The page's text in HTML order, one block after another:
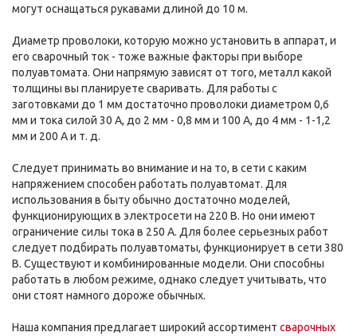
могут оснащаться рукавами длиной до 10 м.
Диаметр проволоки, которую можно установить в аппарат, и
его сварочный ток - тоже важные факторы при выборе
полуавтомата. Они напрямую зависят от того, металл какой
толщины вы планируете сваривать. Для работы с
заготовками до 1 мм достаточно проволоки диаметром 0,6
мм и тока силой 30 А, до 2 мм - 0,8 мм и 100 А, до 4 мм - 1-1,2
мм и 200 А и т. д.
Следует принимать во внимание и на то, в сети с каким
напряжением способен работать полуавтомат. Для
использования в быту обычно достаточно моделей,
функционирующих в электросети на 220 В. Но они имеют
ограничение силы тока в 250 А. Для более серьезных работ
следует подбирать полуавтоматы, функционирует в сети 380
В. Существуют и комбинированные модели. Они способны
работать в любом режиме, однако следует учитывать, что
они стоят намного дороже обычных.
Наша компания предлагает широкий ассортимент сварочных